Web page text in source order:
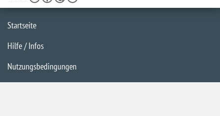
Startseite
Hilfe / Infos
Nutzungsbedingungen